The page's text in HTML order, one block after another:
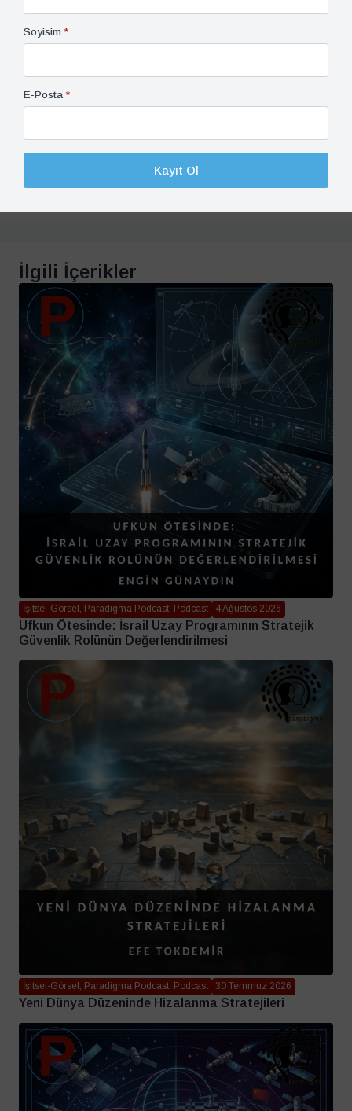
Kayıt Ol
Sosyal Medyada Paylaşın
İlgili İçerikler
İşitsel-Görsel, Paradigma Podcast, Podcast 4 Ağustos 2026
Ufkun Ötesinde: İsrail Uzay Programının Stratejik
Güvenlik Rolünün Değerlendirilmesi
İşitsel-Görsel, Paradigma Podcast, Podcast 30 Temmuz 2026
Yeni Dünya Düzeninde Hizalanma Stratejileri
Soyisim *
E-Posta *
Kayıt Ol